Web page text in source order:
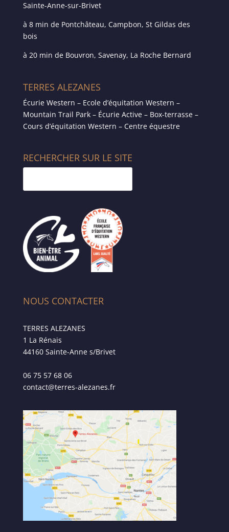
Sainte-Anne-sur-Brivet
à 8 min de Pontchâteau, Campbon, St Gildas des
bois
à 20 min de Bouvron, Savenay, La Roche Bernard
TERRES ALEZANES
Écurie Western – Ecole d’équitation Western –
Mountain Trail Park – Écurie Active – Box-terrasse –
Cours d’équitation Western – Centre équestre
RECHERCHER SUR LE SITE
NOUS CONTACTER
TERRES ALEZANES
1 La Rénais
44160 Sainte-Anne s/Brivet
06 75 57 68 06
contact@terres-alezanes.fr